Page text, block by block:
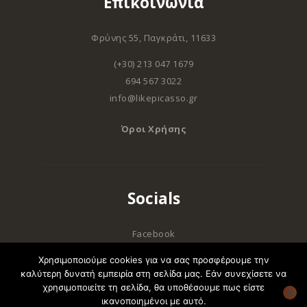
Φρύνης 55, Παγκράτι, 11633
(+30) 213 047 1679
694 567 3022
info@likepicasso.gr
Όροι Χρήσης
Socials
Facebook
Like Picasso Events © 2026. All Rights
Χρησιμοποιούμε cookies για να σας προσφέρουμε την
καλύτερη δυνατή εμπειρία στη σελίδα μας. Εάν συνεχίσετε να
χρησιμοποιείτε τη σελίδα, θα υποθέσουμε πως είστε
ικανοποιημένοι με αυτό.